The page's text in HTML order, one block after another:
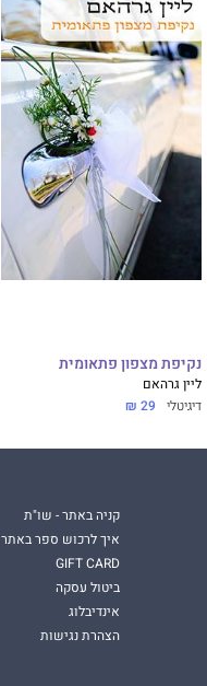
נקיפת מצפון פתאומית
ליין גרהאם
דיגיטלי 29 ₪
קניה באתר - שו"ת
איך לרכוש ספר באתר
GIFT CARD
ביטול עסקה
אינדיבלוג
הצהרת נגישות